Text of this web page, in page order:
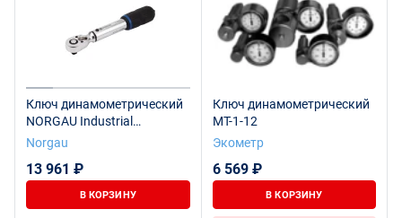
Ключ динамометрический
NORGAU Industrial
предельный со встроенной
NTW21-006PR
Norgau
13 961 ₽
В КОРЗИНУ
Ключ динамометрический
МТ-1-12
Экометр
6 569 ₽
В КОРЗИНУ